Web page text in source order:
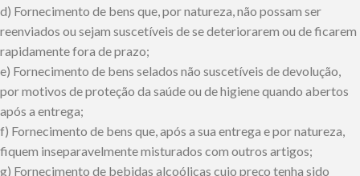
d) Fornecimento de bens que, por natureza, não possam ser
reenviados ou sejam suscetíveis de se deteriorarem ou de ficarem
rapidamente fora de prazo;
e) Fornecimento de bens selados não suscetíveis de devolução,
por motivos de proteção da saúde ou de higiene quando abertos
após a entrega;
f) Fornecimento de bens que, após a sua entrega e por natureza,
fiquem inseparavelmente misturados com outros artigos;
g) Fornecimento de bebidas alcoólicas cujo preço tenha sido